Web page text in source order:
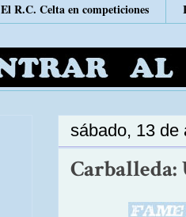
El R.C. Celta en competiciones
sábado, 13 de